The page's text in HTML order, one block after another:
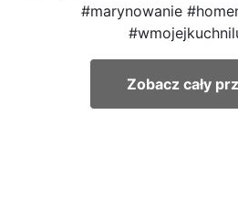
#marynowanie
Zobacz cały